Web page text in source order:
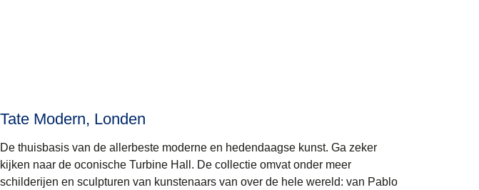
Tate Modern, Londen
De thuisbasis van de allerbeste moderne en hedendaagse kunst. Ga zeker
kijken naar de oconische Turbine Hall. De collectie omvat onder meer
schilderijen en sculpturen van kunstenaars van over de hele wereld: van Pablo